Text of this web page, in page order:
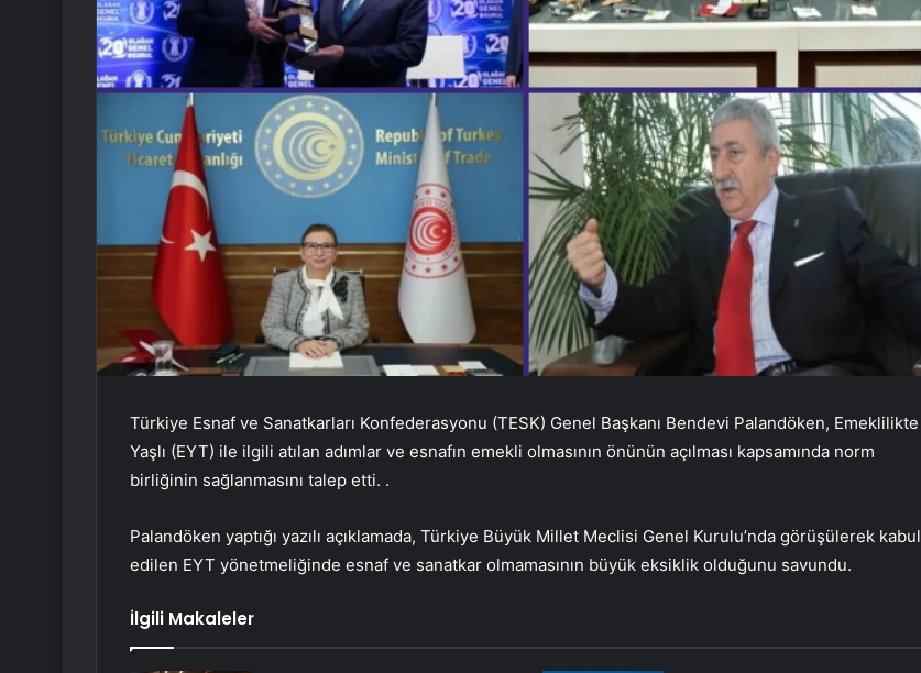
Türkiye Esnaf ve Sanatkarları Konfederasyonu (TESK) Genel Başkanı Bendevi Palandöken, Emeklilikte
Yaşlı (EYT) ile ilgili atılan adımlar ve esnafın emekli olmasının önünün açılması kapsamında norm
birliğinin sağlanmasını talep etti. .
Palandöken yaptığı yazılı açıklamada, Türkiye Büyük Millet Meclisi Genel Kurulu’nda görüşülerek kabul
edilen EYT yönetmeliğinde esnaf ve sanatkar olmamasının büyük eksiklik olduğunu savundu.
İlgili Makaleler